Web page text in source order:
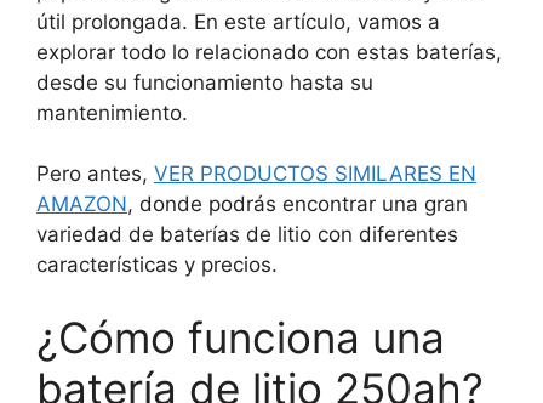
útil prolongada. En este artículo, vamos a
explorar todo lo relacionado con estas baterías,
desde su funcionamiento hasta su
mantenimiento.
Pero antes, VER PRODUCTOS SIMILARES EN
AMAZON, donde podrás encontrar una gran
variedad de baterías de litio con diferentes
características y precios.
¿Cómo funciona una
batería de litio 250ah?